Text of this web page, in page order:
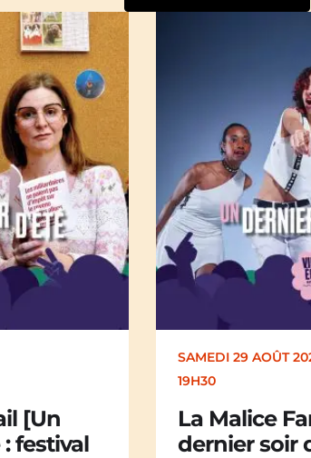
AOÛT 2026
Family [Un
soir d’été : festival